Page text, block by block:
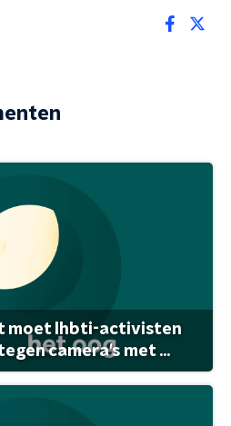
moet lhbti-activisten
camera's met ...